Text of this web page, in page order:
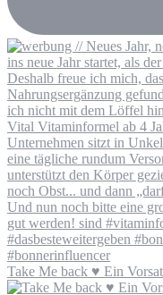
Take Me back ♥️ Ein